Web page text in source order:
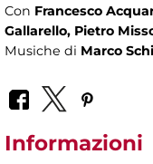
Con Francesco
Gallarello, Pietro
Musiche di Marco
Informazioni